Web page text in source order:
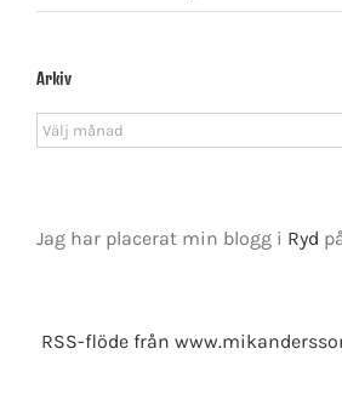
Arkiv
Arkiv
Jag har placerat min blogg i Ryd
RSS-flöde från